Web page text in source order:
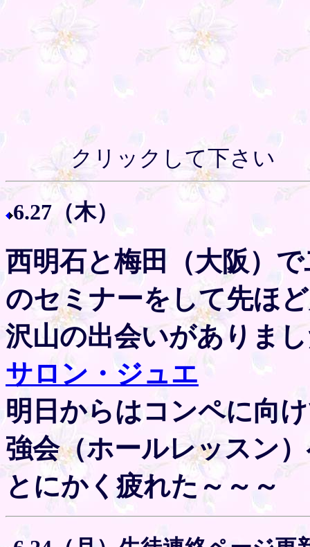
クリックして下さい
6.27（木）
西明石と梅田（大阪）
のセミナーをして先ほ
沢山の出会いがありま
サロン・ジュエ
明日からはコンペに向
強会（ホールレッスン
とにかく疲れた～～～